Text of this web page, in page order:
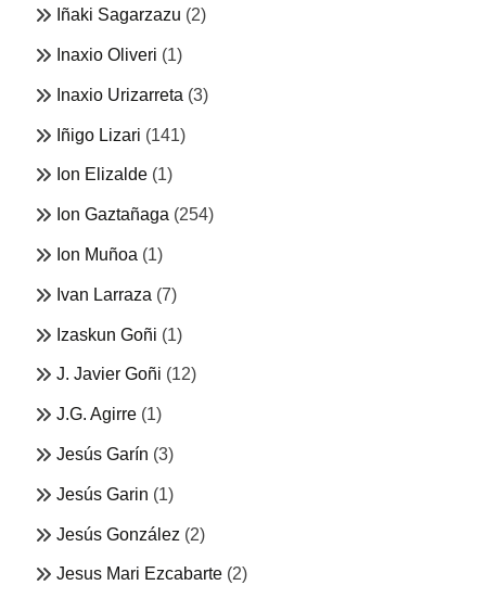
Iñaki Sagarzazu (2)
Inaxio Oliveri (1)
Inaxio Urizarreta (3)
Iñigo Lizari (141)
Ion Elizalde (1)
Ion Gaztañaga (254)
Ion Muñoa (1)
Ivan Larraza (7)
Izaskun Goñi (1)
J. Javier Goñi (12)
J.G. Agirre (1)
Jesús Garín (3)
Jesús Garin (1)
Jesús González (2)
Jesus Mari Ezcabarte (2)